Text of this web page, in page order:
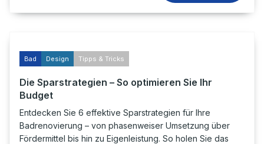
Bad Design Tipps & Tricks
Die Sparstrategien – So optimieren Sie Ihr
Budget
Entdecken Sie 6 effektive Sparstrategien für Ihre
Badrenovierung – von phasenweiser Umsetzung über
Fördermittel bis hin zu Eigenleistung. So holen Sie das